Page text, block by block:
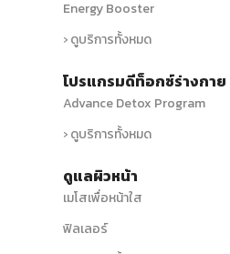
Energy Booster
› ดูบริการทั้งหมด
โปรแกรมดีท็อกซ์ร่างกาย
Advance Detox Program
› ดูบริการทั้งหมด
ดูแลผิวหน้า
เมโสเพื่อหน้าใส
ฟิลเลอร์